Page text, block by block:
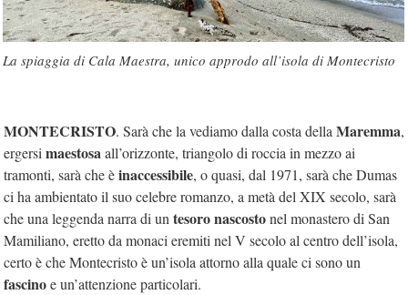
La spiaggia di Cala Maestra, unico approdo all’isola di Montecristo
MONTECRISTO. Sarà che la vediamo dalla costa della Maremma,
ergersi maestosaall’orizzonte, triangolo di roccia in mezzo ai
tramonti, sarà che èinaccessibile, o quasi, dal 1971, sarà che Dumas
ci ha ambientato il suo celebre romanzo, a metà del XIX secolo, sarà
che una leggenda narra di un tesoro nascostonel monastero di San
Mamiliano, eretto da monaci eremiti nel V secolo al centro dell’isola,
certo è che Montecristo è un’isola attorno alla quale ci sono un
fascinoe un’attenzione particolari.